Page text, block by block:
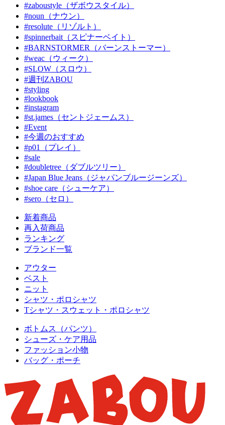
#zaboustyle（ザボウスタイル）
#noun（ナウン）
#resolute（リゾルト）
#spinnerbait（スピナーベイト）
#BARNSTORMER（バーンストーマー）
#weac（ウィーク）
#SLOW（スロウ）
#週刊ZABOU
#styling
#lookbook
#instagram
#st.james（セントジェームス）
#Event
#今週のおすすめ
#p01（プレイ）
#sale
#doubletree（ダブルツリー）
#Japan Blue Jeans（ジャパンブルージーンズ）
#shoe care（シューケア）
#sero（セロ）
新着商品
再入荷商品
ランキング
ブランド一覧
アウター
ベスト
ニット
シャツ・ポロシャツ
Tシャツ・スウェット・ポロシャツ
ボトムス（パンツ）
シューズ・ケア用品
ファッション小物
バッグ・ポーチ